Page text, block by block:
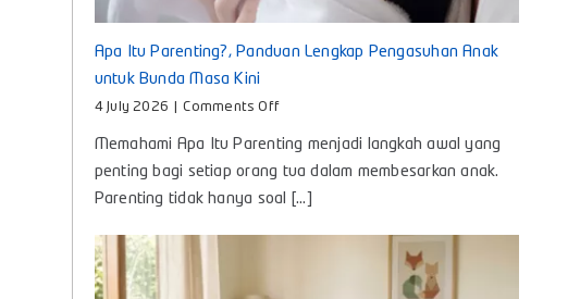
Apa Itu Parenting?, Panduan Lengkap Pengasuhan Anak
untuk Bunda Masa Kini
4 July 2026 Comments Offon
Itu
Parenting?,
Panduan
Lengkap
Memahami Apa Itu Parenting menjadi langkah awal yang
penting bagi setiap orang tua dalam membesarkan anak.
Parenting tidak hanya soal [...]